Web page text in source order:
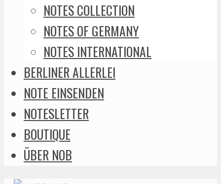
NOTES COLLECTION
NOTES OF GERMANY
NOTES INTERNATIONAL
BERLINER ALLERLEI
NOTE EINSENDEN
NOTESLETTER
BOUTIQUE
ÜBER NOB